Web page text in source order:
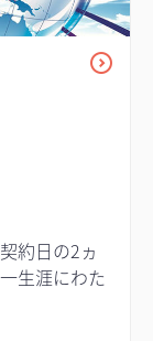
約日の2ヵ
生涯にわた